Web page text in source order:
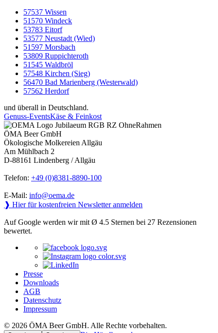
57537 Wissen
51570 Windeck
53783 Eitorf
53577 Neustadt (Wied)
51597 Morsbach
53809 Ruppichteroth
51545 Waldbröl
57548 Kirchen (Sieg)
56470 Bad Marienberg (Westerwald)
57562 Herdorf
und überall in Deutschland.
Genuss-EventsKäse & Feinkost
ÖMA Beer GmbH
Ökologische Molkereien Allgäu
Am Mühlbach 2
D-88161 Lindenberg / Allgäu
Telefon: +49 (0)8381-8890-100
E-Mail: info@oema.de
❱ Hier für kostenfreien Newsletter anmelden
Auf Google werden wir mit Ø 4.5 Sternen bei 27 Rezensionen
bewertet.
Presse
Downloads
AGB
Datenschutz
Impressum
© 2026 ÖMA Beer GmbH. Alle Rechte vorbehalten.